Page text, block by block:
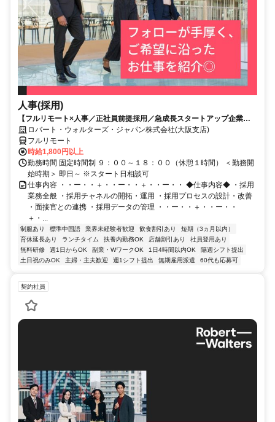
人事(採用)
【フルリモート×人事／正社員前提採用／急成長スタートアップ企業／
英語】Robert Walters
ロバート・ウォルターズ・ジャパン株式会社(大阪支店)
フルリモート
時給1,800円以上
勤務時間 固定時間制 ９：００～１８：００（休憩１時間） ＜勤務開
始時期＞ 即日～ ※スタート日相談可
仕事内容 ・・ー・・＋・・ー・・＋・・ー・・ ◆仕事内容◆ ・採用
業務全般 ・採用チャネルの開拓・運用 ・採用プロセスの設計・改善
・面接官との連携 ・採用データの管理 ・・ー・・＋・・ー・・
＋・...
制服あり 標準中国語 業界未経験者歓迎 飲食割引あり
短期（3ヵ月以内）
育休延長あり
ランチタイム 扶養内勤務OK 店舗割引あり
社員登用あり
無料研修
週1日からOK 副業・WワークOK 1日4時間以内OK
隔週シフト提出
土日祝のみOK
主婦・主夫歓迎 週1シフト提出 無期雇用派遣 60代も応募可
契約社員